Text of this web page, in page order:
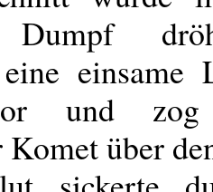
Dumpf
einsame
und
über